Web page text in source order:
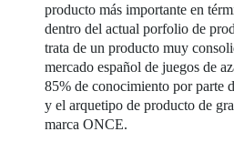
producto más importante en
dentro del actual porfolio de
trata de un producto muy
mercado español de juegos de
85% de conocimiento por parte
y el arquetipo de producto de
marca ONCE.